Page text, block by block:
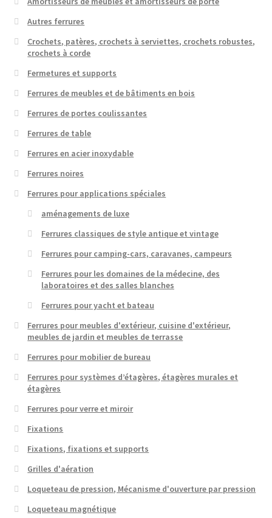
Autres ferrures
Crochets, patères, crochets à serviettes, crochets robustes,
crochets à corde
Fermetures et supports
Ferrures de meubles et de bâtiments en bois
Ferrures de portes coulissantes
Ferrures de table
Ferrures en acier inoxydable
Ferrures noires
Ferrures pour applications spéciales
aménagements de luxe
Ferrures classiques de style antique et vintage
Ferrures pour camping-cars, caravanes, campeurs
Ferrures pour les domaines de la médecine, des
laboratoires et des salles blanches
Ferrures pour yacht et bateau
Ferrures pour meubles d'extérieur, cuisine d'extérieur,
meubles de jardin et meubles de terrasse
Ferrures pour mobilier de bureau
Ferrures pour systèmes d’étagères, étagères murales et
étagères
Ferrures pour verre et miroir
Fixations
Fixations, fixations et supports
Grilles d'aération
Loqueteau de pression, Mécanisme d'ouverture par pression
Loqueteau magnétique